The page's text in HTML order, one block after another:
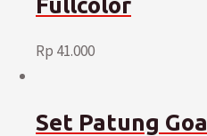
Rp 41.000
Set Patung Goa